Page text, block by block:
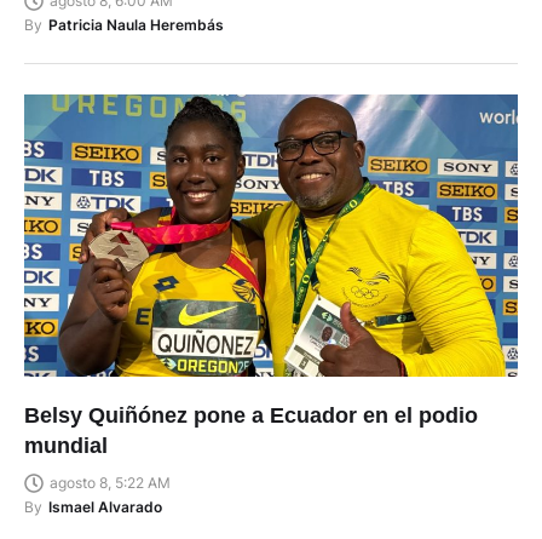
By Patricia Naula Herembás
Belsy Quiñónez pone a Ecuador en el podio
mundial
agosto 8, 5:22 AM
By Ismael Alvarado